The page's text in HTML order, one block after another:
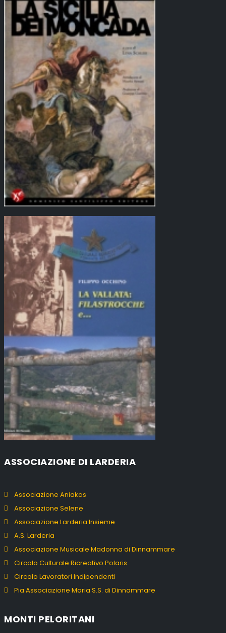
ASSOCIAZIONE DI LARDERIA
Associazione Aniakas
Associazione Selene
Associazione Larderia Insieme
A.S. Larderia
Associazione Musicale Madonna di Dinnammare
Circolo Culturale Ricreativo Polaris
Circolo Lavoratori Indipendenti
Pia Associazione Maria S.S. di Dinnammare
MONTI PELORITANI